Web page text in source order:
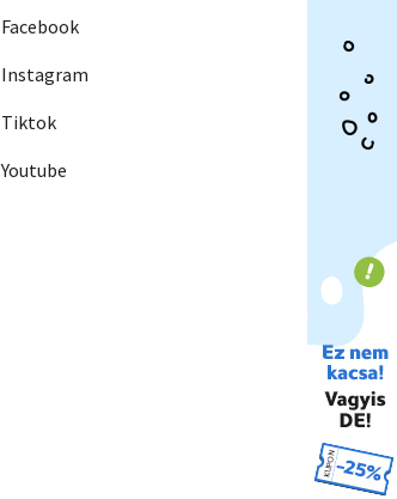
Facebook
Instagram
Tiktok
Youtube